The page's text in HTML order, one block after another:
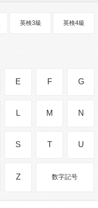
英検3級 英検4級
E F G
L M N
S T U
Z 数字記号